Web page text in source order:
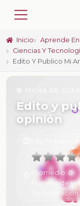
Inicio Aprende En
Ciencias Y
Edito Y Publico Mi
Edito y
opinión
6 de Febrero de
Promedio: 0
Número de
Tu